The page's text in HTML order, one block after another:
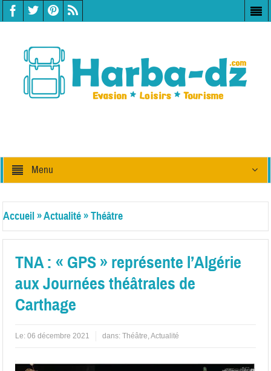
Menu
Accueil»Actualité»Théâtre
TNA : « GPS » représente l’Algérie
aux Journées théâtrales de
Carthage
Le:06 décembre 2021 dans:Théâtre,Actualité